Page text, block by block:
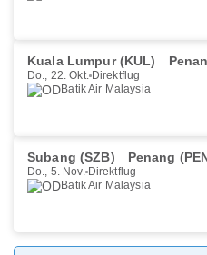
Kuala Lumpur (KUL)
Do., 22. Okt. Direktflug
Batik Air Malaysia
Subang (SZB) Penang
Do., 5. Nov. Direktflug
Batik Air Malaysia